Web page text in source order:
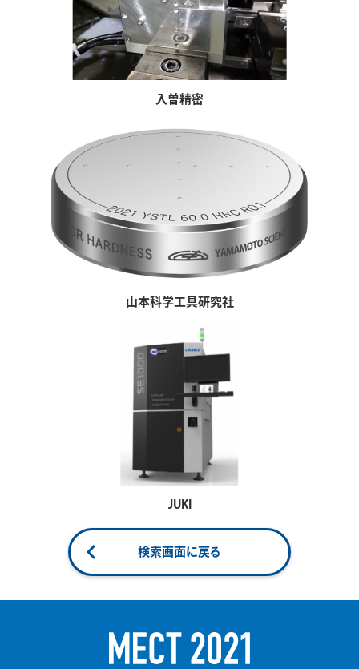
入曽精密
山本科学工具研究社
JUKI
検索画面に戻る